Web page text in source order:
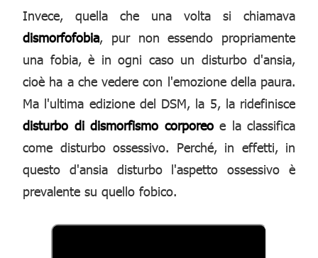
Invece, quella che una volta si chiamava
dismorfofobia, pur non essendo propriamente
una fobia, è in ogni caso un disturbo d'ansia,
cioè ha a che vedere con l'emozione della paura.
Ma l'ultima edizione del DSM, la 5, la ridefinisce
disturbo di dismorfismo corporeoe la classifica
come disturbo ossessivo. Perché, in effetti, in
questo d'ansia disturbo l'aspetto ossessivo è
prevalente su quello fobico.